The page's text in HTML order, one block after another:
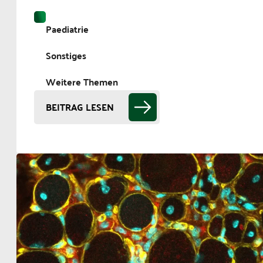
Paediatrie
Sonstiges
Weitere Themen
BEITRAG LESEN